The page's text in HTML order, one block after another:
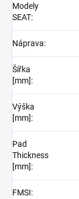
Modely
SEAT:
Náprava:
Šířka
[mm]:
Výška
[mm]:
Pad
Thickness
[mm]:
FMSI: